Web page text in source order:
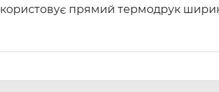
прямий термодрук